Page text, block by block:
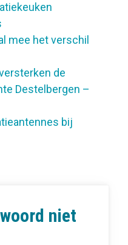
mee het verschil
de
Destelbergen –
bij
niet